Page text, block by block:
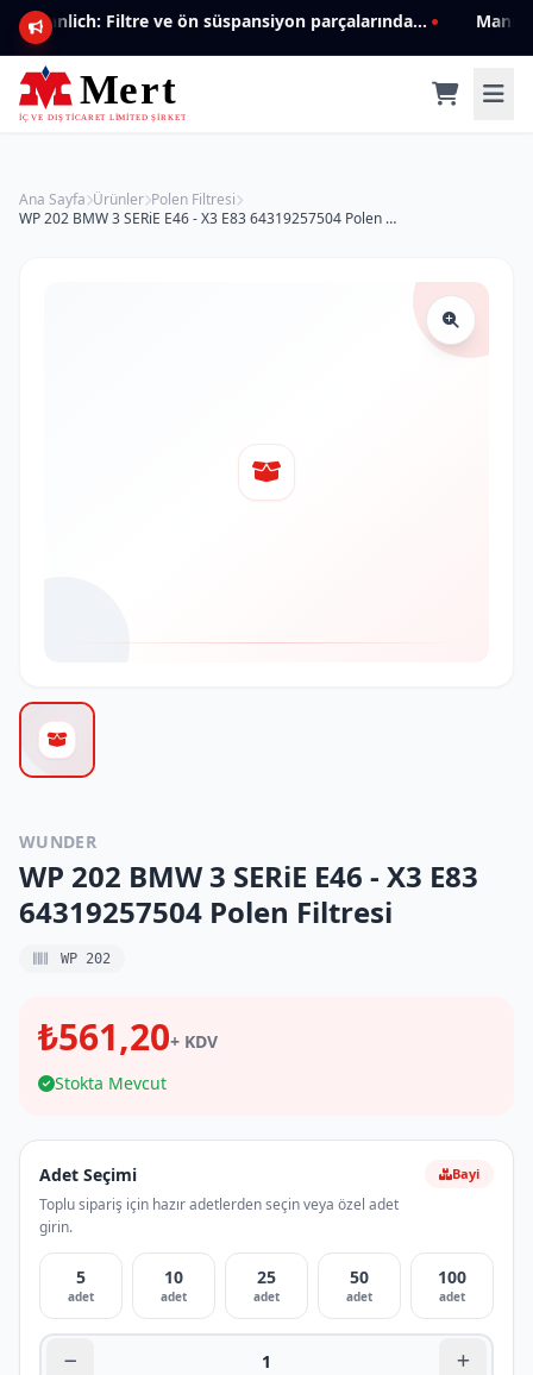
Mannlich: Filtre ve ön süspansiyon parçalarında genişleyen ürün yelpazesiyle kalite ve güven.
Ana Sayfa Ürünler Polen Filtresi
WP 202 BMW 3 SERiE E46 - X3 E83 64319257504 Polen Filtresi
WUNDER
WP 202 BMW 3 SERiE E46 - X3 E83
64319257504 Polen Filtresi
WP 202
₺561,20+ KDV
Stokta Mevcut
Adet Seçimi
Toplu sipariş için hazır adetlerden seçin veya özel adet
girin.
Bayi
5
adet
10
adet
25
adet
50
adet
100
adet